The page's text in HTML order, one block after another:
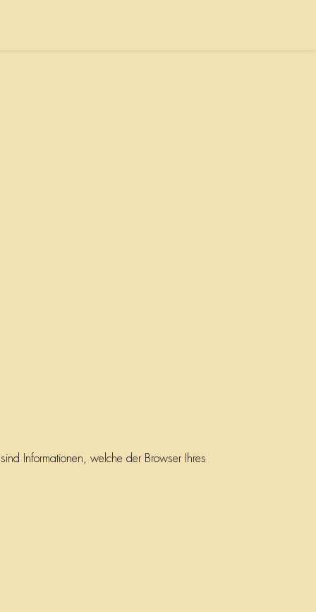
Informationen, welche der Browser Ihres